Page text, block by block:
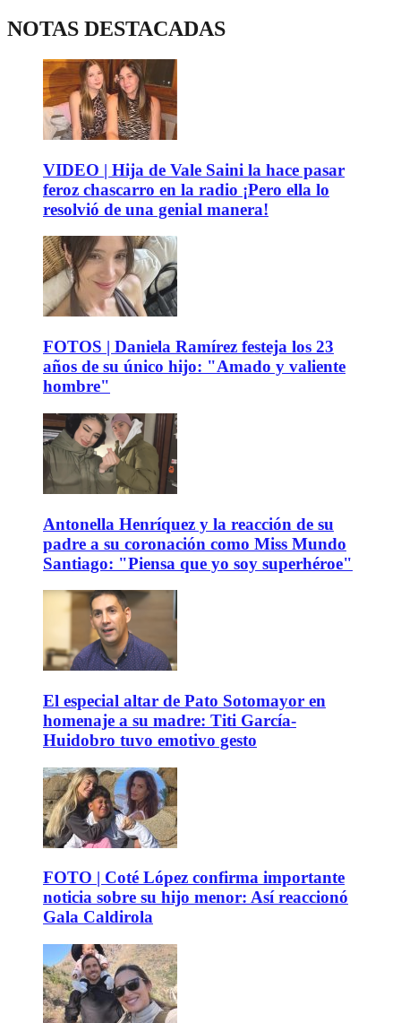
NOTAS DESTACADAS
VIDEO | Hija de Vale Saini la hace pasar
feroz chascarro en la radio ¡Pero ella lo
resolvió de una genial manera!
FOTOS | Daniela Ramírez festeja los 23
años de su único hijo: "Amado y valiente
hombre"
Antonella Henríquez y la reacción de su
padre a su coronación como Miss Mundo
Santiago: "Piensa que yo soy superhéroe"
El especial altar de Pato Sotomayor en
homenaje a su madre: Titi García-
Huidobro tuvo emotivo gesto
FOTO | Coté López confirma importante
noticia sobre su hijo menor: Así reaccionó
Gala Caldirola